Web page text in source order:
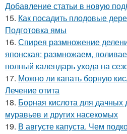
Добавление статьи в новую
15. Как посадить плодовые
Подготовка ямы
16. Спирея размножение
японская: размножаем,
полный календарь ухода на
17. Можно ли капать борную
Лечение отита
18. Борная кислота для дачных
муравьев и других насекомых
19. В августе капуста. Чем